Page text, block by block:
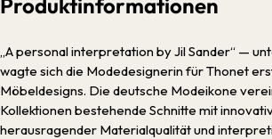
„A personal interpretation by Jil Sander“ —
wagte sich die Modedesignerin für Thonet
Möbeldesigns. Die deutsche Modeikone
Kollektionen bestehende Schnitte mit
herausragender Materialqualität und